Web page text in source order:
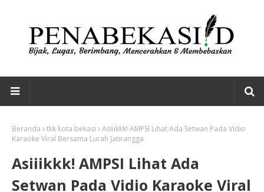
Beranda tkk kota bekasi
Asiiikkk! AMPSI Lihat Ada Setwan Pada Vidio
Karaoke Viral Bersama Lurah Jatirangga
Asiiikkk! AMPSI Lihat Ada
Setwan Pada Vidio Karaoke Viral